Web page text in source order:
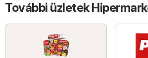
További üzletek